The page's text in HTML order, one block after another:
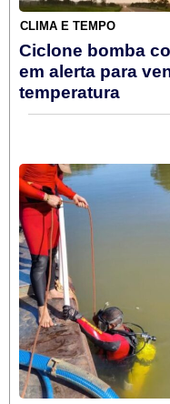
CLIMA E TEMPO
Ciclone bomba
em alerta para
temperatura